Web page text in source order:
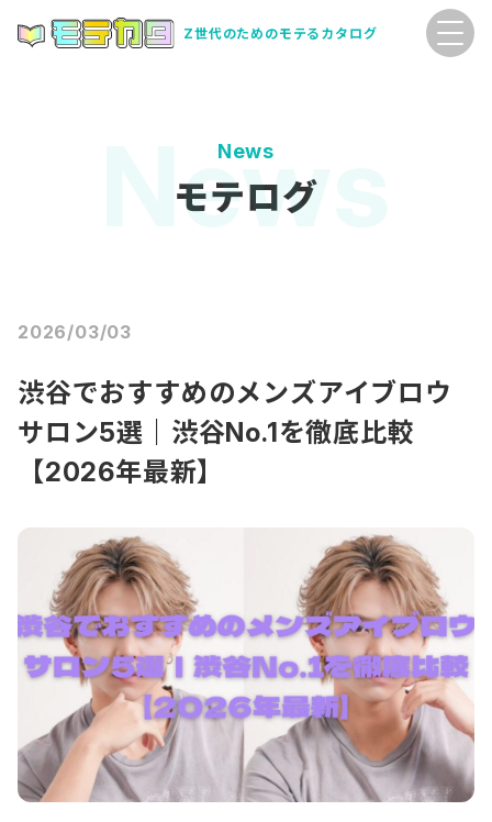
Z世代のためのモテるカタログ
News
モテログ
2026/03/03
渋谷でおすすめのメンズアイブロウ
サロン5選｜渋谷No.1を徹底比較
【2026年最新】